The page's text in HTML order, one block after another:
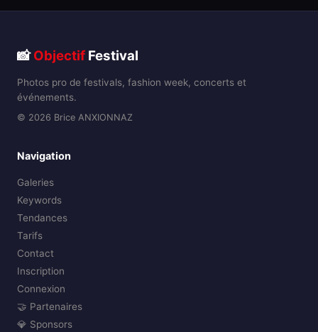
📸Objectif Festival
Photos pro de festivals, fashion week, concerts et
événements.
© 2026 Brice ANXIONNAZ
Navigation
Galeries
Keywords
Tendances
Tarifs
Contact
Inscription
Connexion
🤝 Partenaires
💎 Sponsors